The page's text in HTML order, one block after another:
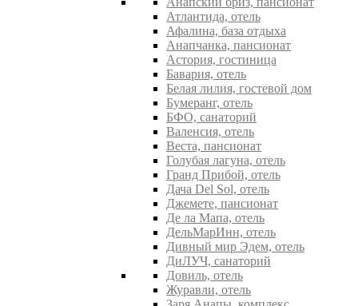
Атлантида, отель
Афалина, база отдыха
Анапчанка, пансионат
Астория, гостиница
Бавария, отель
Белая лилия, гостевой дом
Бумеранг, отель
БФО, санаторий
Валенсия, отель
Веста, пансионат
Голубая лагуна, отель
Гранд Прибой, отель
Дача Del Sol, отель
Джемете, пансионат
Де ла Мапа, отель
ДельМарИнн, отель
Дивный мир Эдем, отель
ДиЛУЧ, санаторий
Довиль, отель
Журавли, отель